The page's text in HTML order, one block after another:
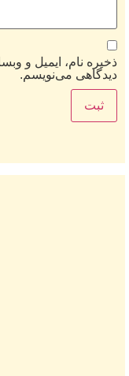
ذخیره نام، ایمیل و
دیدگاهی می‌نویسم.